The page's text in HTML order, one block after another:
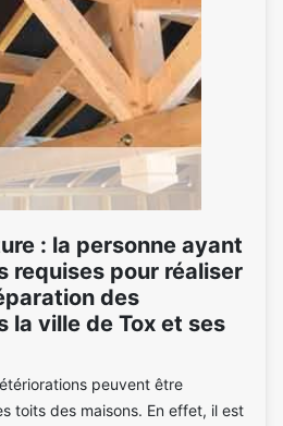
: la personne ayant
requises pour réaliser
des
la ville de Tox et ses
peuvent être
toits des maisons. En effet, il est